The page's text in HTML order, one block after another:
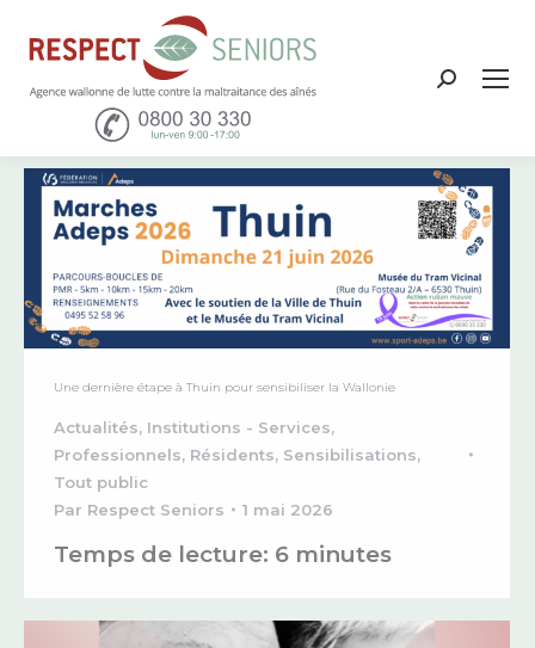
Une dernière étape à Thuin pour sensibiliser la Wallonie
Actualités, Institutions - Services,
Professionnels, Résidents, Sensibilisations,
Tout public
Par Respect Seniors 1 mai 2026
Temps de lecture: 6 minutes